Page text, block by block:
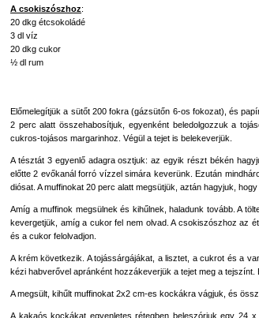
A csokiszószhoz:
20 dkg étcsokoládé
3 dl víz
20 dkg cukor
½ dl rum
Előmelegítjük a sütőt 200 fokra (gázsütőn 6-os fokozat), és
2 perc alatt összehabosítjuk, egyenként beledolgozzuk a
cukros-tojásos margarinhoz. Végül a tejet is belekeverjük.
A tésztát 3 egyenlő adagra osztjuk: az egyik részt békén
előtte 2 evőkanál forró vízzel simára keverünk. Ezután
diósat. A muffinokat 20 perc alatt megsütjük, aztán hagyjuk, hogy
Amíg a muffinok megsülnek és kihűlnek, haladunk tovább. A
kevergetjük, amíg a cukor fel nem olvad. A csokiszószhoz az
és a cukor felolvadjon.
A krém következik. A tojássárgájákat, a lisztet, a cukrot és a
kézi habverővel apránként hozzákeverjük a tejet meg a
A megsült, kihűlt muffinokat 2x2 cm-es kockákra vágjuk, és
A kakaós kockákat egyenletes rétegben beleszórjuk egy 24